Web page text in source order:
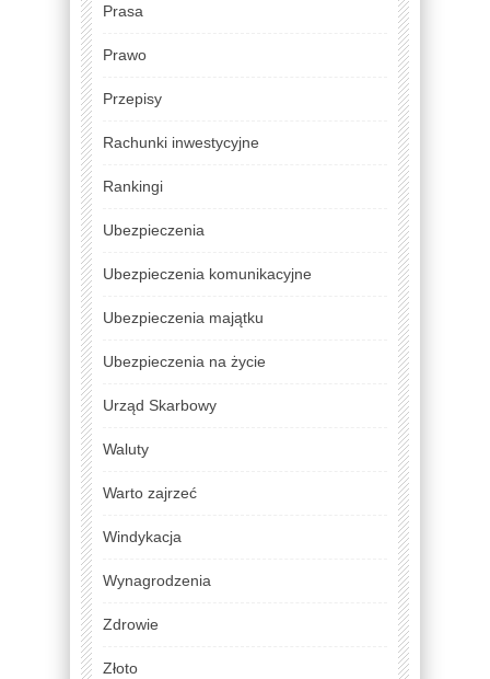
Prasa
Prawo
Przepisy
Rachunki inwestycyjne
Rankingi
Ubezpieczenia
Ubezpieczenia komunikacyjne
Ubezpieczenia majątku
Ubezpieczenia na życie
Urząd Skarbowy
Waluty
Warto zajrzeć
Windykacja
Wynagrodzenia
Zdrowie
Złoto